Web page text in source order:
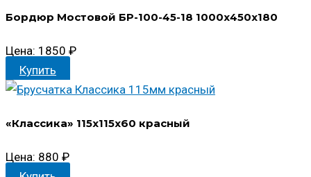
Бордюр Мостовой БР-100-45-18 1000х450х180
Цена: 1850 ₽
Купить
«Классика» 115x115x60 красный
Цена: 880 ₽